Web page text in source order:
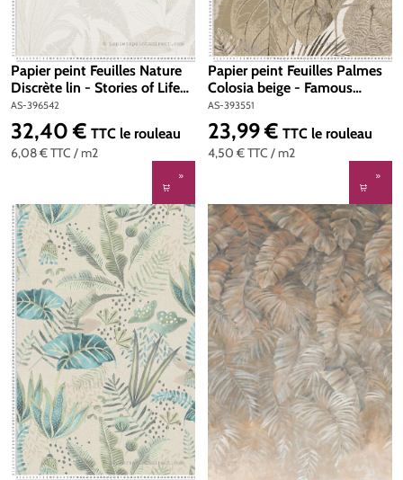
Papier peint Feuilles Nature
Discrète lin - Stories of Life
d'A.S. Création | Réf. AS-
396542
AS-396542
6,08 €TTC / m2
Prix régulier :
32,40 € TTC le rouleau
Papier peint Feuilles Palmes
Colosia beige - Famous
Garden d'A.S. Création | Réf.
AS-393551
AS-393551
4,50 €TTC / m2
Prix régulier :
23,99 € TTC le rouleau